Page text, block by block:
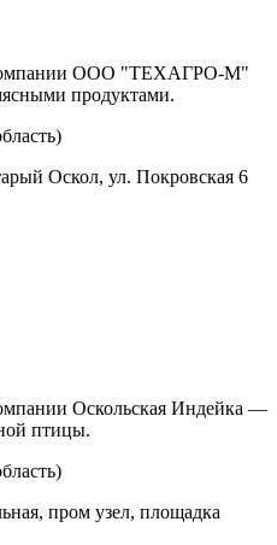
компании ООО "ТЕХАГРО-М"
продуктами.
Оскол, ул. Покровская 6
Оскольская Индейка —
птицы.
пром узел, площадка